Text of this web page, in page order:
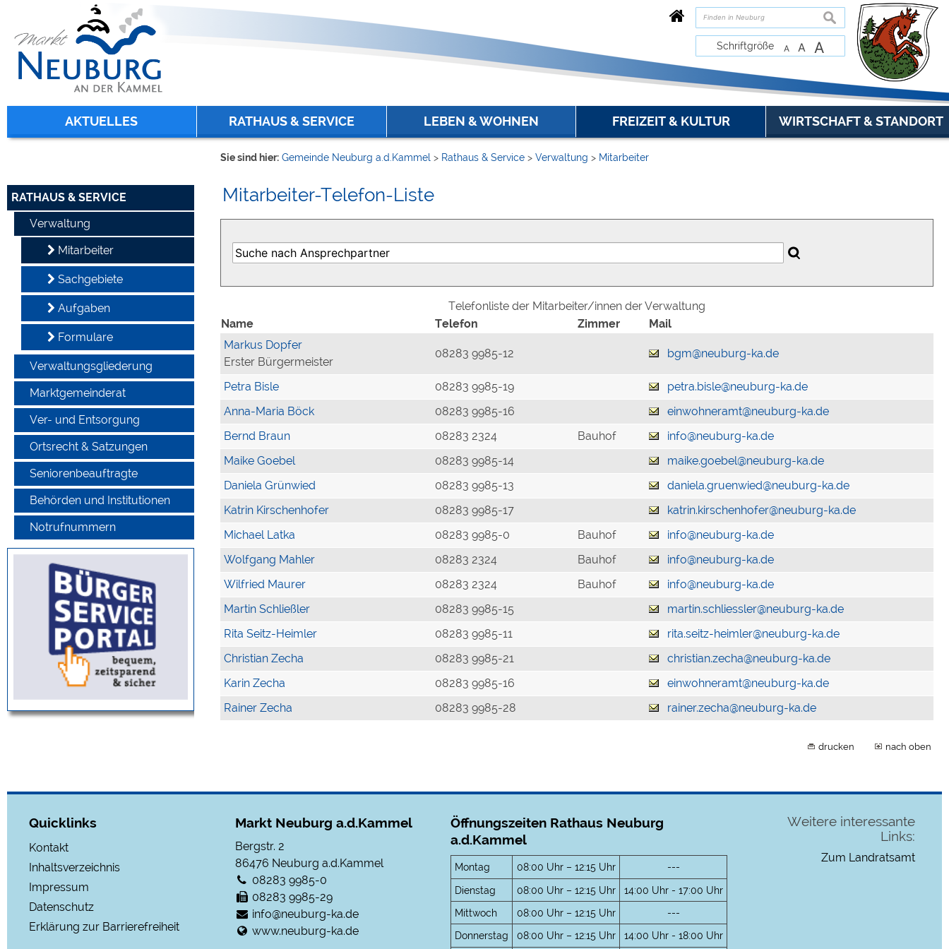
zur Navigation oder zur Startseitespringen.
suchen
Schriftgröße A A A
AKTUELLES RATHAUS & SERVICE LEBEN & WOHNEN FREIZEIT & KULTUR WIRTSCHAFT & STANDORT
RATHAUS & SERVICE
Verwaltung
Mitarbeiter
Sachgebiete
Aufgaben
Formulare
Verwaltungsgliederung
Marktgemeinderat
Ver- und Entsorgung
Ortsrecht & Satzungen
Seniorenbeauftragte
Behörden und Institutionen
Notrufnummern
Sie sind hier: Gemeinde Neuburg a.d.Kammel > Rathaus & Service > Verwaltung > Mitarbeiter
Mitarbeiter-Telefon-Liste
Telefonliste der Mitarbeiter/innen der Verwaltung
Name
Telefon Zimmer
Mail
Markus Dopfer
Erster Bürgermeister
08283 9985-12 bgm@neuburg-ka.de
Petra Bisle 08283 9985-19
petra.bisle@neuburg-ka.de
Anna-Maria Böck
08283 9985-16
einwohneramt@neuburg-ka.de
Bernd Braun
08283 2324 Bauhof
info@neuburg-ka.de
Maike Goebel
08283 9985-14
maike.goebel@neuburg-ka.de
Daniela Grünwied
08283 9985-13
daniela.gruenwied@neuburg-ka.de
Katrin Kirschenhofer
08283 9985-17
katrin.kirschenhofer@neuburg-ka.de
Michael Latka
08283 9985-0 Bauhof
info@neuburg-ka.de
Wolfgang Mahler
08283 2324 Bauhof
info@neuburg-ka.de
Wilfried Maurer
08283 2324 Bauhof
info@neuburg-ka.de
Martin Schließler
08283 9985-15
martin.schliessler@neuburg-ka.de
Rita Seitz-Heimler
08283 9985-11
rita.seitz-heimler@neuburg-ka.de
Christian Zecha
08283 9985-21
christian.zecha@neuburg-ka.de
Karin Zecha
08283 9985-16
einwohneramt@neuburg-ka.de
Rainer Zecha
08283 9985-28 rainer.zecha@neuburg-ka.de
drucken nach oben
Quicklinks
Kontakt
Inhaltsverzeichnis
Impressum
Datenschutz
Erklärung zur Barrierefreiheit
Markt Neuburg a.d.Kammel
Bergstr. 2
86476 Neuburg a.d.Kammel
08283 9985-0
08283 9985-29
info@neuburg-ka.de
www.neuburg-ka.de
Öffnungszeiten Rathaus Neuburg
a.d.Kammel
Montag 08:00 Uhr – 12:15 Uhr
---
Dienstag
08:00 Uhr – 12:15 Uhr
14:00 Uhr - 17:00 Uhr
Mittwoch
08:00 Uhr – 12:15 Uhr
---
Donnerstag
08:00 Uhr – 12:15 Uhr 14:00 Uhr - 18:00 Uhr
Weitere interessante
Links:
Zum Landratsamt